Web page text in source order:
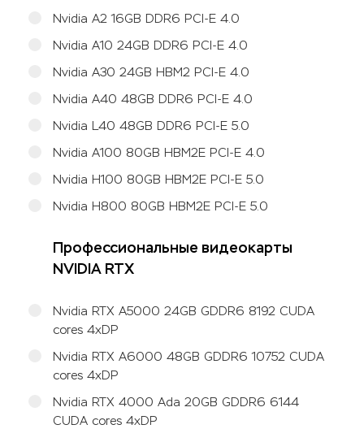
Nvidia A2 16GB DDR6 PCI-E 4.0
Nvidia A10 24GB DDR6 PCI-E 4.0
Nvidia A30 24GB HBM2 PCI-E 4.0
Nvidia A40 48GB DDR6 PCI-E 4.0
Nvidia L40 48GB DDR6 PCI-E 5.0
Nvidia A100 80GB HBM2E PCI-E 4.0
Nvidia H100 80GB HBM2E PCI-E 5.0
Nvidia H800 80GB HBM2E PCI-E 5.0
Профессиональные видеокарты
NVIDIA RTX
Nvidia RTX A5000 24GB GDDR6 8192 CUDA
cores 4xDP
Nvidia RTX A6000 48GB GDDR6 10752 CUDA
cores 4xDP
Nvidia RTX 4000 Ada 20GB GDDR6 6144
CUDA cores 4xDP